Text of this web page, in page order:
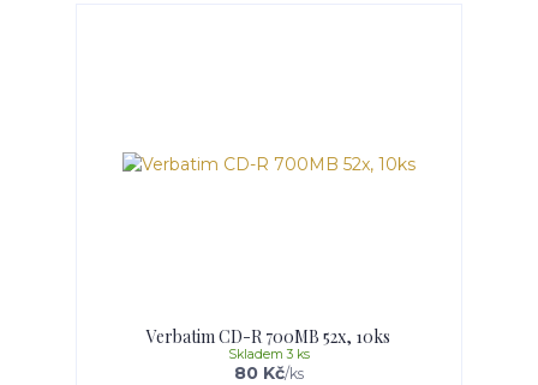
Verbatim CD-R 700MB 52x, 10ks
80 Kč/ks
Skladem 3 ks